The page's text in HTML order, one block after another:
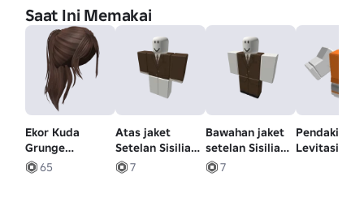
Saat Ini Memakai
Ekor Kuda
Grunge
Berantakan
(Coklat)
65
Atas jaket
Setelan Sisilia
1930
7
Bawahan jaket
setelan Sisilia
tahun 1930-an
7
Pendakian
Levitasi